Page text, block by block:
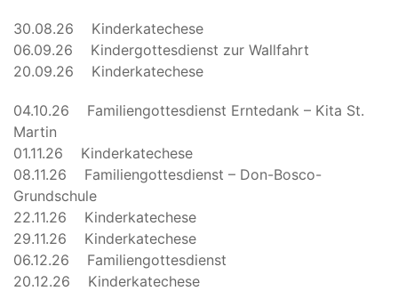
30.08.26 Kinderkatechese
06.09.26 Kindergottesdienst zur Wallfahrt
20.09.26 Kinderkatechese
04.10.26 Familiengottesdienst Erntedank – Kita St.
Martin
01.11.26 Kinderkatechese
08.11.26 Familiengottesdienst – Don-Bosco-
Grundschule
22.11.26 Kinderkatechese
29.11.26 Kinderkatechese
06.12.26 Familiengottesdienst
20.12.26 Kinderkatechese